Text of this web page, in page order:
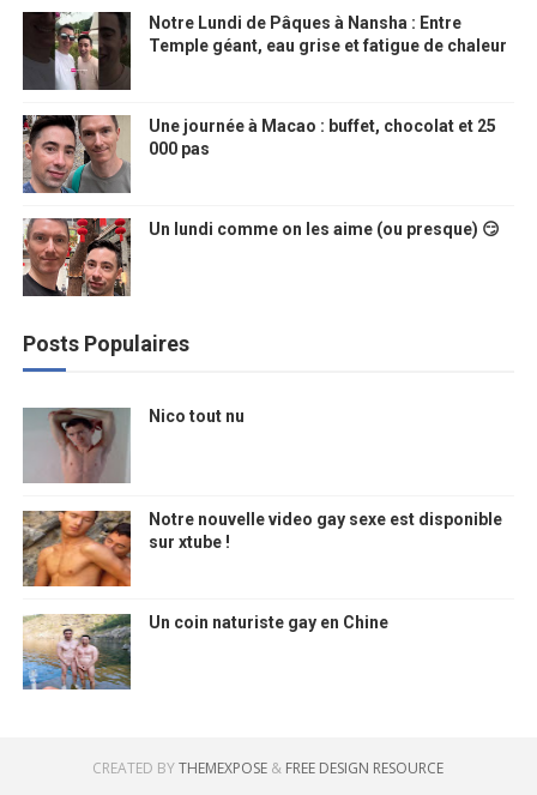
Notre Lundi de Pâques à Nansha : Entre
Temple géant, eau grise et fatigue de chaleur
Une journée à Macao : buffet, chocolat et 25
000 pas
Un lundi comme on les aime (ou presque) 😏
Posts Populaires
Nico tout nu
Notre nouvelle video gay sexe est disponible
sur xtube !
Un coin naturiste gay en Chine
CREATED BYTHEMEXPOSE & FREE DESIGN RESOURCE